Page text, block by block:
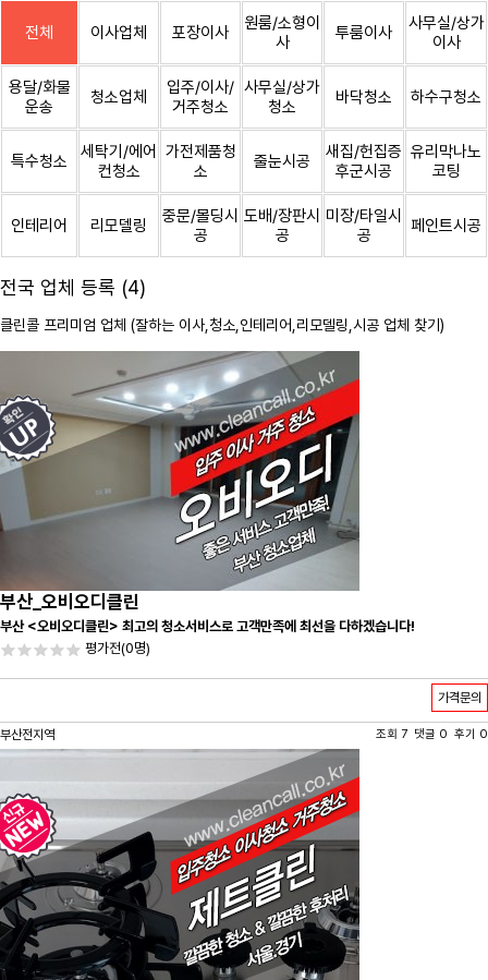
전체 이사업체 포장이사
원룸/소형이
사
투룸이사
사무실/상가
이사
용달/화물
운송
청소업체
입주/이사/
거주청소
사무실/상가
청소
바닥청소 하수구청소
특수청소
세탁기/에어
컨청소
가전제품청
소
줄눈시공
새집/헌집증
후군시공
유리막나노
코팅
인테리어 리모델링
중문/몰딩시
공
도배/장판시
공
미장/타일시
공
페인트시공
전국 업체 등록 (4)
클린콜 프리미엄 업체 (잘하는 이사, 청소 ,인테리어,리모델링,시공 업체 찾기)
부산_오비오디클린
부산 <오비오디클린> 최고의 청소서비스로 고객만족에 최선을 다하겠습니다!
평가전(0명)
가격문의
부산전지역 조회 7 댓글 0 후기 0